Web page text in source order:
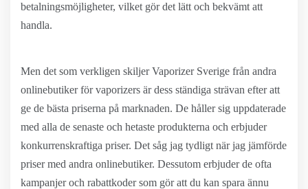
betalningsmöjligheter, vilket gör det lätt och bekvämt att
handla.
Men det som verkligen skiljer Vaporizer Sverige från andra
onlinebutiker för vaporizers är dess ständiga strävan efter att
ge de bästa priserna på marknaden. De håller sig uppdaterade
med alla de senaste och hetaste produkterna och erbjuder
konkurrenskraftiga priser. Det såg jag tydligt när jag jämförde
priser med andra onlinebutiker. Dessutom erbjuder de ofta
kampanjer och rabattkoder som gör att du kan spara ännu